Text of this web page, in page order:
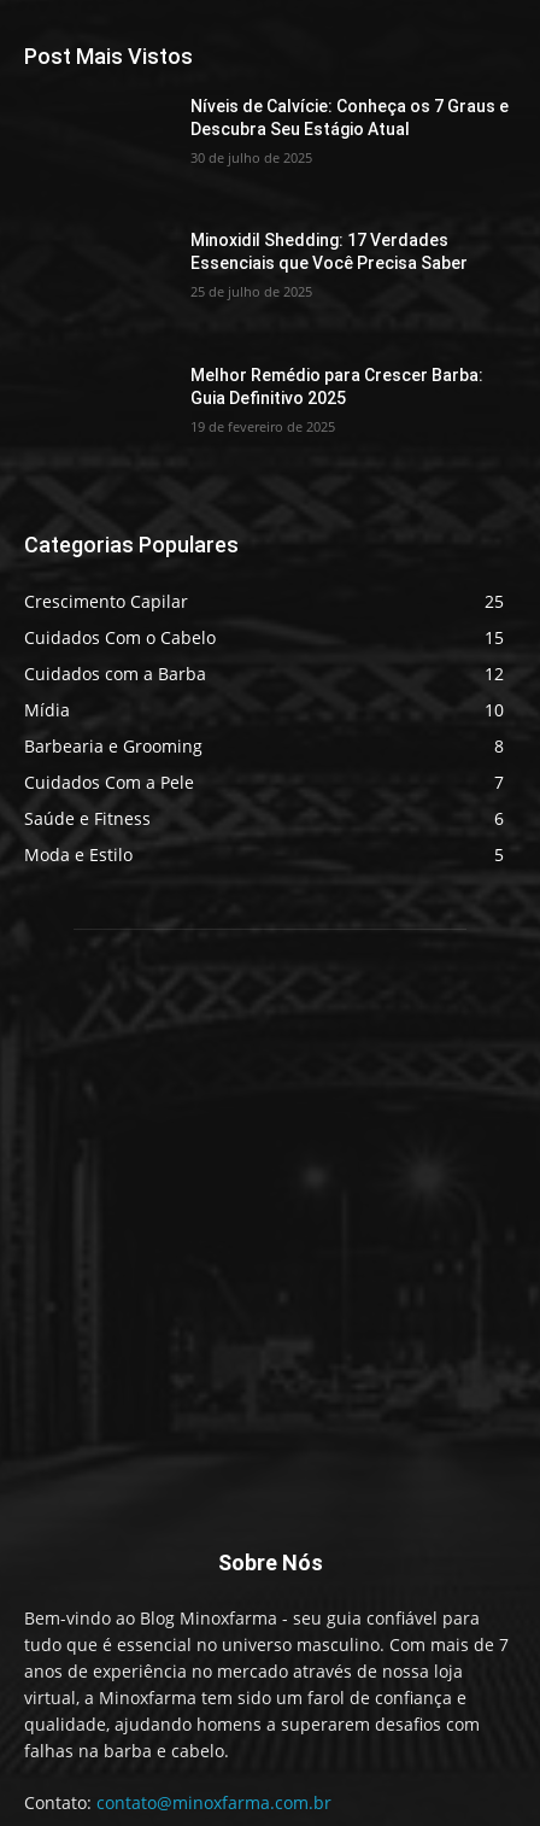
Post Mais Vistos
Níveis de Calvície: Conheça os 7 Graus e
Descubra Seu Estágio Atual
30 de julho de 2025
Minoxidil Shedding: 17 Verdades
Essenciais que Você Precisa Saber
25 de julho de 2025
Melhor Remédio para Crescer Barba:
Guia Definitivo 2025
19 de fevereiro de 2025
Categorias Populares
Crescimento Capilar
25
Cuidados Com o Cabelo
15
Cuidados com a Barba
12
Mídia
10
Barbearia e Grooming
8
Cuidados Com a Pele
7
Saúde e Fitness
6
Moda e Estilo
5
Sobre Nós
Bem-vindo ao Blog Minoxfarma - seu guia confiável para
tudo que é essencial no universo masculino. Com mais de 7
anos de experiência no mercado através de nossa loja
virtual, a Minoxfarma tem sido um farol de confiança e
qualidade, ajudando homens a superarem desafios com
falhas na barba e cabelo.
Contato: contato@minoxfarma.com.br